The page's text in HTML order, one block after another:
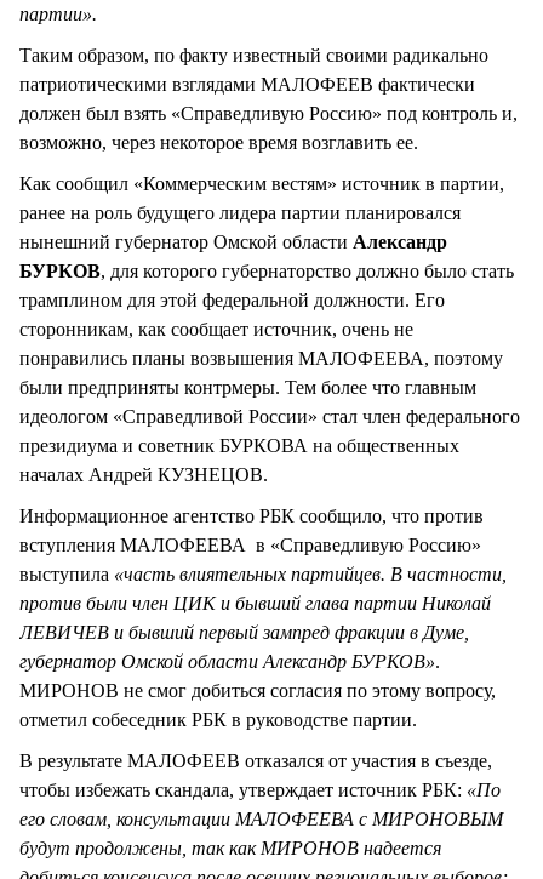
партии».
Таким образом, по факту известный своими радикально
патриотическими взглядами МАЛОФЕЕВ фактически
должен был взять «Справедливую Россию» под контроль и,
возможно, через некоторое время возглавить ее.
Как сообщил «Коммерческим вестям» источник в партии,
ранее на роль будущего лидера партии планировался
нынешний губернатор Омской области Александр
БУРКОВ, для которого губернаторство должно было стать
трамплином для этой федеральной должности. Его
сторонникам, как сообщает источник, очень не
понравились планы возвышения МАЛОФЕЕВА, поэтому
были предприняты контрмеры. Тем более что главным
идеологом «Справедливой России» стал член федерального
президиума и советник БУРКОВА на общественных
началах Андрей КУЗНЕЦОВ.
Информационное агентство РБК сообщило, что против
вступления МАЛОФЕЕВА в «Справедливую Россию»
выступила «часть влиятельных партийцев. В частности,
против были член ЦИК и бывший глава партии Николай
ЛЕВИЧЕВ и бывший первый зампред фракции в Думе,
губернатор Омской области Александр БУРКОВ».
МИРОНОВ не смог добиться согласия по этому вопросу,
отметил собеседник РБК в руководстве партии.
В результате МАЛОФЕЕВ отказался от участия в съезде,
чтобы избежать скандала, утверждает источник РБК: «По
его словам, консультации МАЛОФЕЕВА с МИРОНОВЫМ
будут продолжены, так как МИРОНОВ надеется